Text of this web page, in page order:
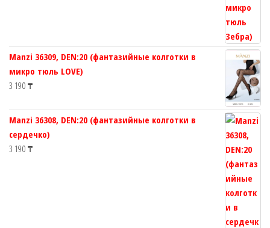
Manzi 36309, DEN:20 (фантазийные колготки в
микро тюль LOVE)
3 190 ₸
Manzi 36308, DEN:20 (фантазийные колготки в
сердечко)
3 190 ₸